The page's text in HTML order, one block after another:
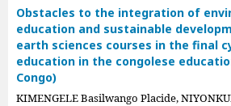
Obstacles to the integration of
education and sustainable
earth sciences courses in the final
education in the congolese
Congo)
KIMENGELE Basilwango Placide,